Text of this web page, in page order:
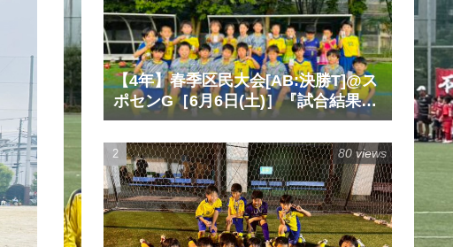
【4年】春季区民大会[AB:決勝T]@ス
ポセンG［6月6日(土)］『試合結果』
『マッチレポート』『試合動画』
80 views